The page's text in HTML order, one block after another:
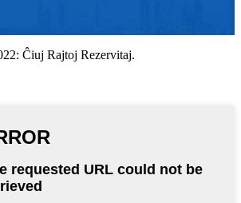
Ĉiuj Rajtoj Rezervitaj.